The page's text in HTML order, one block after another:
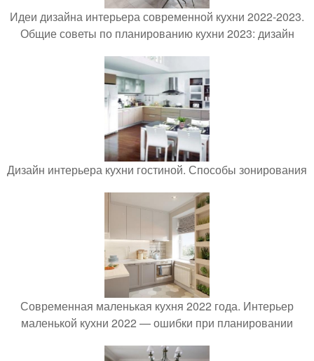
Идеи дизайна интерьера современной кухни 2022-2023.
Общие советы по планированию кухни 2023: дизайн
Дизайн интерьера кухни гостиной. Способы зонирования
Современная маленькая кухня 2022 года. Интерьер
маленькой кухни 2022 — ошибки при планировании